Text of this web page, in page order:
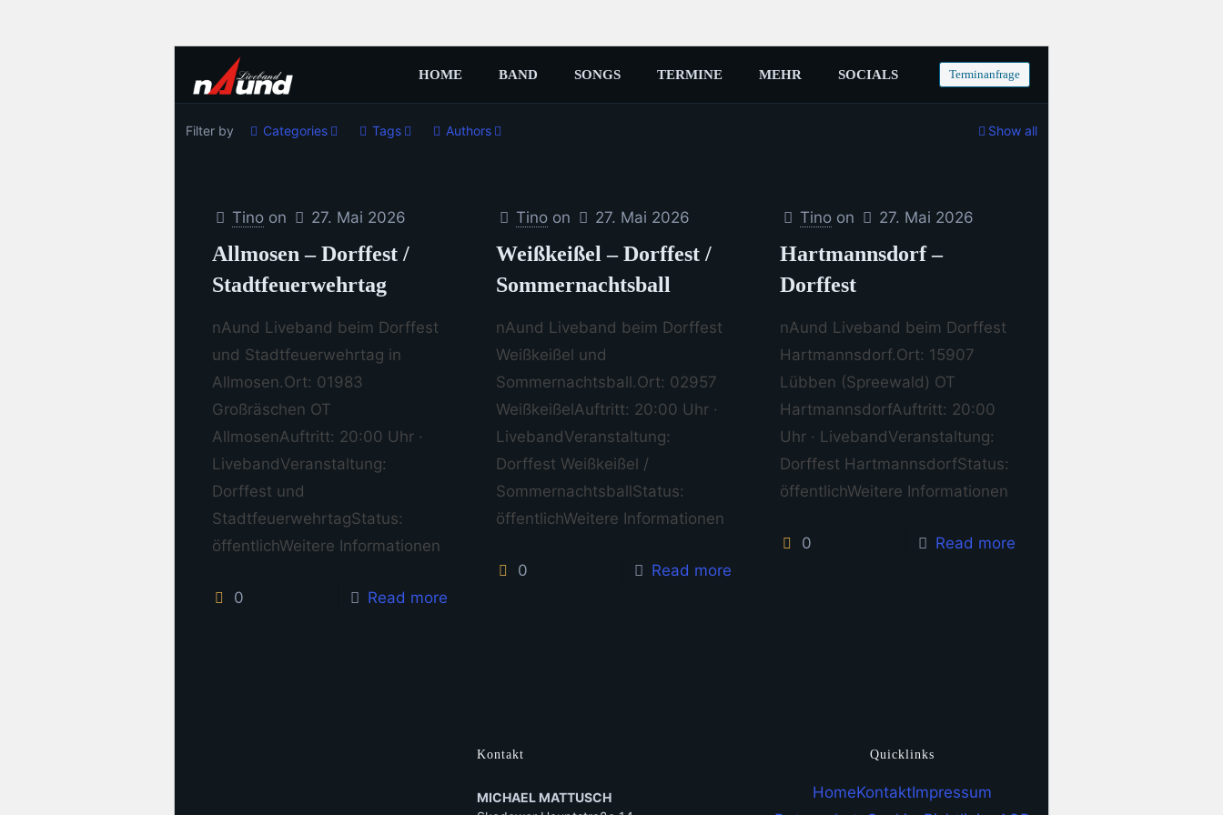
HOME BAND SONGS TERMINE MEHR SOCIALS Terminanfrage
Filter by Categories Tags Authors Show all
Tino on 27. Mai 2026
Allmosen – Dorffest /
Stadtfeuerwehrtag
nAund Liveband beim Dorffest
und Stadtfeuerwehrtag in
Allmosen.Ort: 01983
Großräschen OT
AllmosenAuftritt: 20:00 Uhr ·
LivebandVeranstaltung:
Dorffest und
StadtfeuerwehrtagStatus:
öffentlichWeitere Informationen
0 Read more
Tino on 27. Mai 2026
Weißkeißel – Dorffest /
Sommernachtsball
nAund Liveband beim Dorffest
Weißkeißel und
Sommernachtsball.Ort: 02957
WeißkeißelAuftritt: 20:00 Uhr ·
LivebandVeranstaltung:
Dorffest Weißkeißel /
SommernachtsballStatus:
öffentlichWeitere Informationen
0 Read more
Tino on 27. Mai 2026
Hartmannsdorf –
Dorffest
nAund Liveband beim Dorffest
Hartmannsdorf.Ort: 15907
Lübben (Spreewald) OT
HartmannsdorfAuftritt: 20:00
Uhr · LivebandVeranstaltung:
Dorffest HartmannsdorfStatus:
öffentlichWeitere Informationen
0 Read more
Kontakt
MICHAEL MATTUSCH
Quicklinks
HomeKontaktImpressum